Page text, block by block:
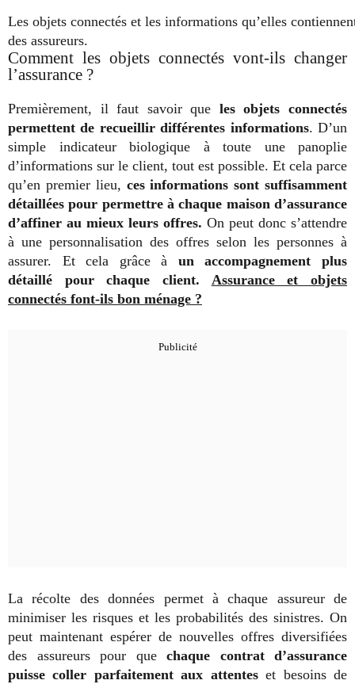
Les objets connectés et les informations qu’elles
des assureurs.
Comment les objets connectés vont-ils changer
l’assurance ?
Premièrement, il faut savoir que les objets connectés
permettent de recueillir différentes informations. D’un
simple indicateur biologique à toute une panoplie
d’informations sur le client, tout est possible. Et cela parce
qu’en premier lieu, ces informations sont suffisamment
détaillées pour permettre à chaque maison d’assurance
d’affiner au mieux leurs offres. On peut donc s’attendre
à une personnalisation des offres selon les personnes à
assurer. Et cela grâce à un accompagnement plus
détaillé pour chaque client. Assurance et objets
connectés font-ils bon ménage ?
La récolte des données permet à chaque assureur de
minimiser les risques et les probabilités des sinistres. On
peut maintenant espérer de nouvelles offres diversifiées
des assureurs pour que chaque contrat d’assurance
puisse coller parfaitement aux attenteset besoins de